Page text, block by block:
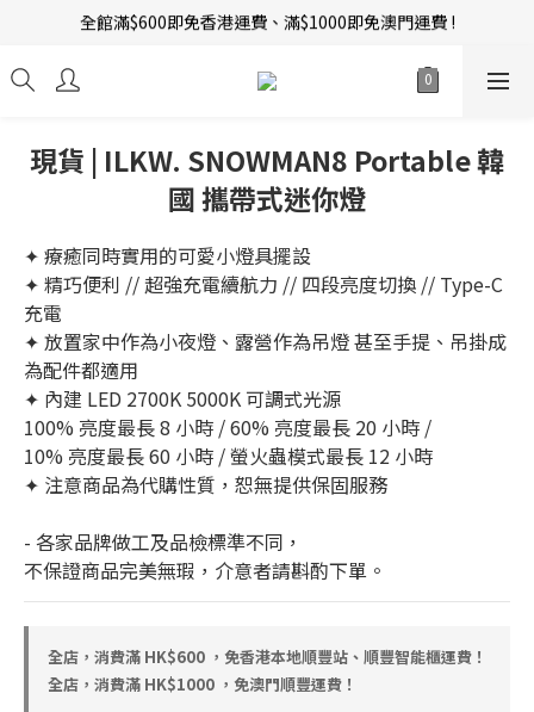
新會員招募中 | 即送 $12 購物金當錢使！
新會員招募中 | 即送 $12 購物金當錢使！
現貨 | ILKW. SNOWMAN8 Portable 韓
國 攜帶式迷你燈
✦ 療癒同時實用的可愛小燈具擺設
✦ 精巧便利 // 超強充電續航力 // 四段亮度切換 // Type-C
充電
✦ 放置家中作為小夜燈、露營作為吊燈 甚至手提、吊掛成
為配件都適用
✦ 內建 LED 2700K 5000K 可調式光源
100% 亮度最長 8 小時 / 60% 亮度最長 20 小時 /
10% 亮度最長 60 小時 / 螢火蟲模式最長 12 小時
✦ 注意商品為代購性質，恕無提供保固服務
- 各家品牌做工及品檢標準不同，
不保證商品完美無瑕，介意者請斟酌下單。
全店，消費滿 HK$600 ，免香港本地順豐站、順豐智能櫃運費！
全店，消費滿 HK$1000 ，免澳門順豐運費！